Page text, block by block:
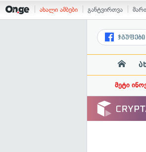
ახალი ამბები განტვირთვა
ჯგუფები
მეტი